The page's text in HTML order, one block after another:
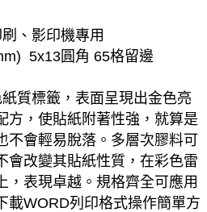
、影印機專用
5x13圓角 65格留邊
質標籤，表面呈現出金色亮
方，使貼紙附著性強，就算是
不會輕易脫落。多層次膠料可
會改變其貼紙性質，在彩色雷
，表現卓越。規格齊全可應用
載WORD列印格式操作簡單方